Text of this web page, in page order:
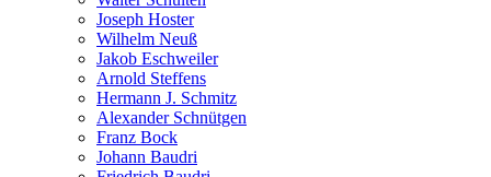
Joseph Hoster
Wilhelm Neuß
Jakob Eschweiler
Arnold Steffens
Hermann J. Schmitz
Alexander Schnütgen
Franz Bock
Johann Baudri